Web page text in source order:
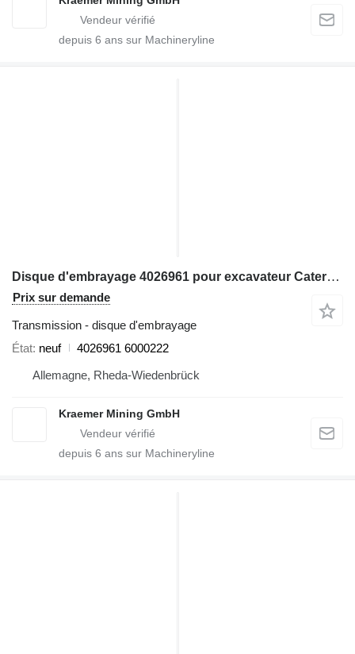
depuis 6 ans sur Machineryline
Disque d'embrayage 4026961 pour excavateur Caterpillar
Prix sur demande
Transmission - disque d'embrayage
État neuf
4026961 6000222
Allemagne, Rheda-Wiedenbrück
Kraemer Mining GmbH
depuis 6 ans sur Machineryline